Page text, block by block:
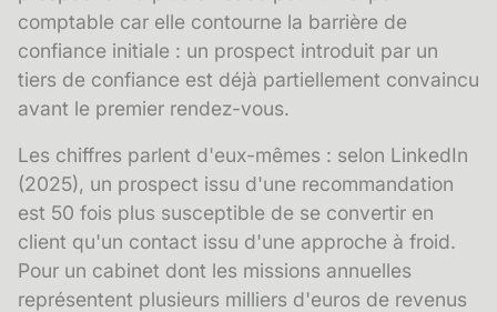
comptable car elle contourne la barrière de
confiance initiale : un prospect introduit par un
tiers de confiance est déjà partiellement convaincu
avant le premier rendez-vous.
Les chiffres parlent d'eux-mêmes : selon LinkedIn
(2025), un prospect issu d'une recommandation
est 50 fois plus susceptible de se convertir en
client qu'un contact issu d'une approche à froid.
Pour un cabinet dont les missions annuelles
représentent plusieurs milliers d'euros de revenus